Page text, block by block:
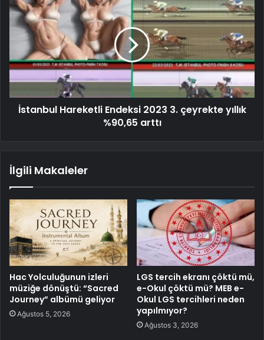
İstanbul Hareketli Endeksi 2023 3. çeyrekte yıllık
%90,65 arttı
İlgili Makaleler
Hac Yolculuğunun izleri
müziğe dönüştü: “Sacred
Journey” albümü geliyor
Ağustos 5, 2026
LGS tercih ekranı çöktü mü,
e-Okul çöktü mü? MEB e-
Okul LGS tercihleri neden
yapılmıyor?
Ağustos 3, 2026